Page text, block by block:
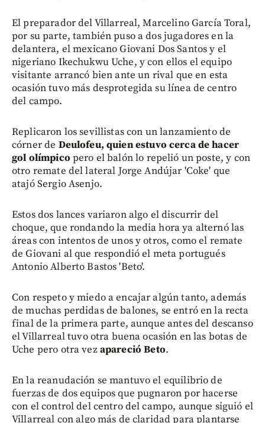
El preparador del Villarreal, Marcelino García Toral,
por su parte, también puso a dos jugadores en la
delantera, el mexicano Giovani Dos Santos y el
nigeriano Ikechukwu Uche, y con ellos el equipo
visitante arrancó bien ante un rival que en esta
ocasión tuvo más desprotegida su línea de centro
del campo.
Replicaron los sevillistas con un lanzamiento de
córner de Deulofeu, quien estuvo cerca de hacer
gol olímpico pero el balón lo repelió un poste, y con
otro remate del lateral Jorge Andújar 'Coke' que
atajó Sergio Asenjo.
Estos dos lances variaron algo el discurrir del
choque, que rondando la media hora ya alternó las
áreas con intentos de unos y otros, como el remate
de Giovani al que respondió el meta portugués
Antonio Alberto Bastos 'Beto'.
Con respeto y miedo a encajar algún tanto, además
de muchas perdidas de balones, se entró en la recta
final de la primera parte, aunque antes del descanso
el Villarreal tuvo otra buena ocasión en las botas de
Uche pero otra vezapareció Beto.
En la reanudación se mantuvo el equilibrio de
fuerzas de dos equipos que pugnaron por hacerse
con el control del centro del campo, aunque siguió el
Villarreal con algo más de claridad para plantarse